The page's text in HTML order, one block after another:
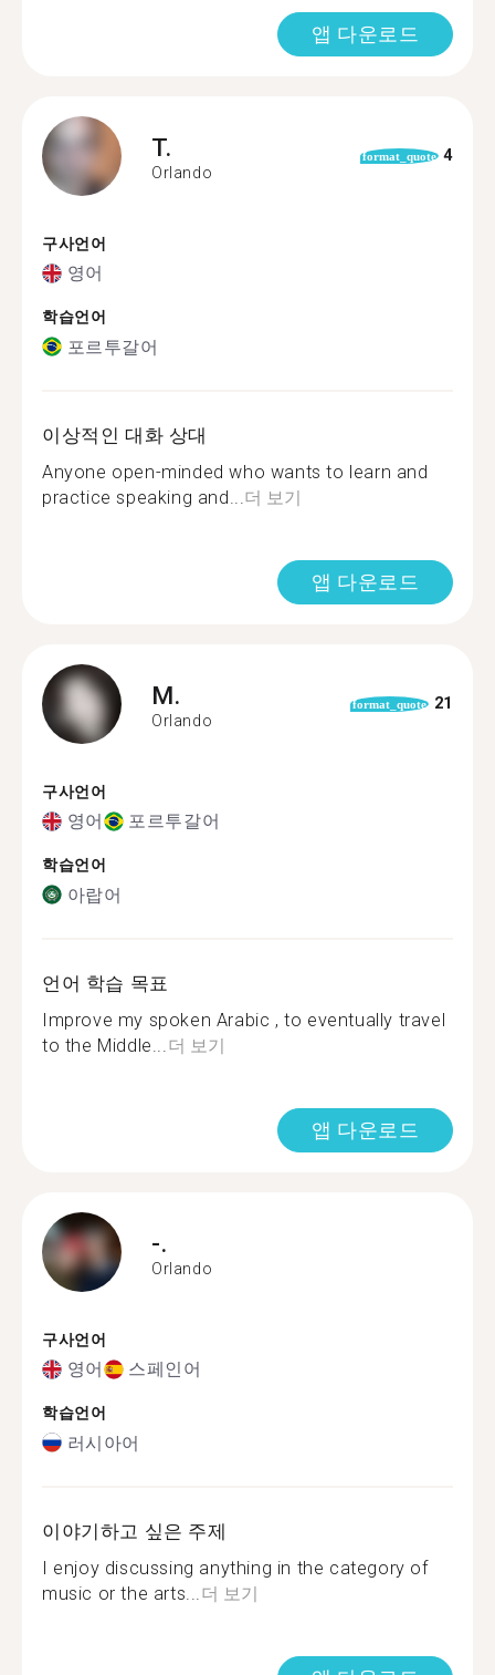
앱 다운로드
T.
Orlando
format_quote 4
구사언어
영어
학습언어
포르투갈어
이상적인 대화 상대
Anyone open-minded who wants to learn and
practice speaking and... 더 보기
앱 다운로드
M.
Orlando
format_quote 21
구사언어
영어 포르투갈어
학습언어
아랍어
언어 학습 목표
Improve my spoken Arabic , to eventually travel
to the Middle... 더 보기
앱 다운로드
-.
Orlando
구사언어
영어 스페인어
학습언어
러시아어
이야기하고 싶은 주제
I enjoy discussing anything in the category of
music or the arts... 더 보기